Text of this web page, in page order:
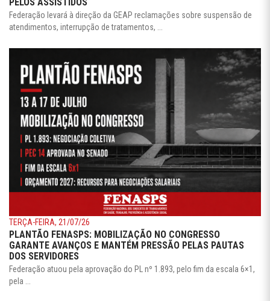
PELOS ASSISTIDOS
Federação levará à direção da GEAP reclamações sobre suspensão de
atendimentos, interrupção de tratamentos, ...
TERÇA-FEIRA, 21/07/26
PLANTÃO FENASPS: MOBILIZAÇÃO NO CONGRESSO
GARANTE AVANÇOS E MANTÉM PRESSÃO PELAS PAUTAS
DOS SERVIDORES
Federação atuou pela aprovação do PL nº 1.893, pelo fim da escala 6×1,
pela ...